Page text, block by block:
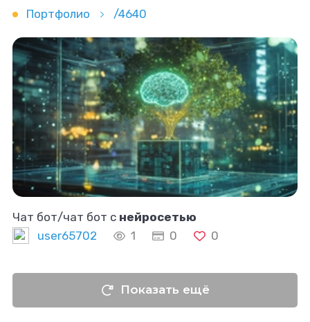
Портфолио /4640
Чат бот/чат бот с нейросетью
user65702
1 0 0
Показать ещё